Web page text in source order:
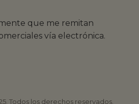
que me remitan
vía electrónica.
Todos los derechos reservados.